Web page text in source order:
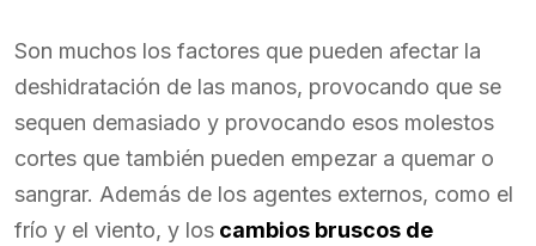
Son muchos los factores que pueden afectar la
deshidratación de las manos, provocando que se
sequen demasiado y provocando esos molestos
cortes que también pueden empezar a quemar o
sangrar. Además de los agentes externos, como el
frío y el viento, y los cambios bruscos de